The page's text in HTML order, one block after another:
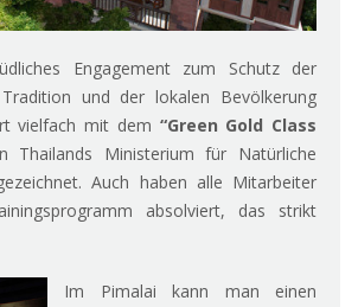
Engagement zum Schutz der
und der lokalen Bevölkerung
vielfach mit dem “Green Gold Class
Thailands Ministerium für Natürliche
Auch haben alle Mitarbeiter
absolviert, das strikt
Im Pimalai kann man einen